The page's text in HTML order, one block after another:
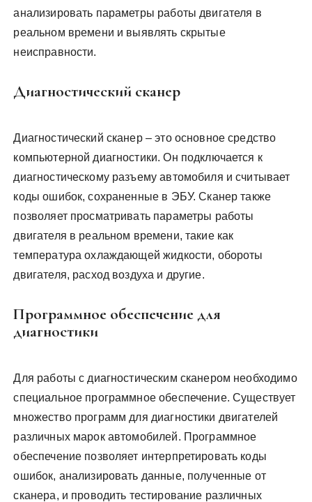
анализировать параметры работы двигателя в
реальном времени и выявлять скрытые
неисправности.
Диагностический сканер
Диагностический сканер – это основное средство
компьютерной диагностики. Он подключается к
диагностическому разъему автомобиля и считывает
коды ошибок, сохраненные в ЭБУ. Сканер также
позволяет просматривать параметры работы
двигателя в реальном времени, такие как
температура охлаждающей жидкости, обороты
двигателя, расход воздуха и другие.
Программное обеспечение для
диагностики
Для работы с диагностическим сканером необходимо
специальное программное обеспечение. Существует
множество программ для диагностики двигателей
различных марок автомобилей. Программное
обеспечение позволяет интерпретировать коды
ошибок, анализировать данные, полученные от
сканера, и проводить тестирование различных